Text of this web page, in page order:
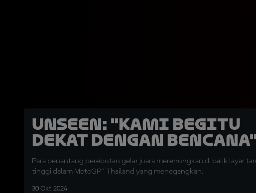
UNSEEN: "Kami Begitu
Dekat dengan
Para penantang perebutan gelar juara merenungkan di balik layar
tinggi dalam MotoGP™ Thailand yang menegangkan.
30 Okt 2024